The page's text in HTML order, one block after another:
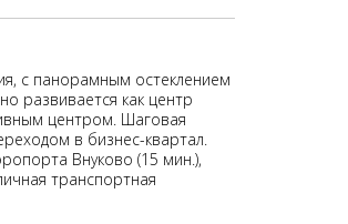
с панорамным остеклением
развивается как центр
центром. Шаговая
в бизнес-квартал.
Внуково (15 мин.),
транспортная